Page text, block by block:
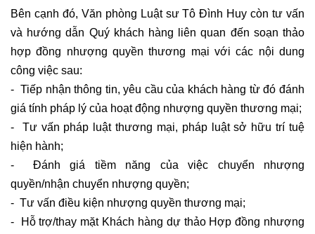
Bên cạnh đó, Văn phòng Luật sư Tô Đình Huy còn tư vấn
và hướng dẫn Quý khách hàng liên quan đến soạn thảo
hợp đồng nhượng quyền thương mại với các nội dung
công việc sau:
- Tiếp nhận thông tin, yêu cầu của khách hàng từ đó đánh
giá tính pháp lý của hoạt động nhượng quyền thương mại;
- Tư vấn pháp luật thương mại, pháp luật sở hữu trí tuệ
hiện hành;
- Đánh giá tiềm năng của việc chuyển nhượng
quyền/nhận chuyển nhượng quyền;
- Tư vấn điều kiện nhượng quyền thương mại;
- Hỗ trợ/thay mặt Khách hàng dự thảo Hợp đồng nhượng